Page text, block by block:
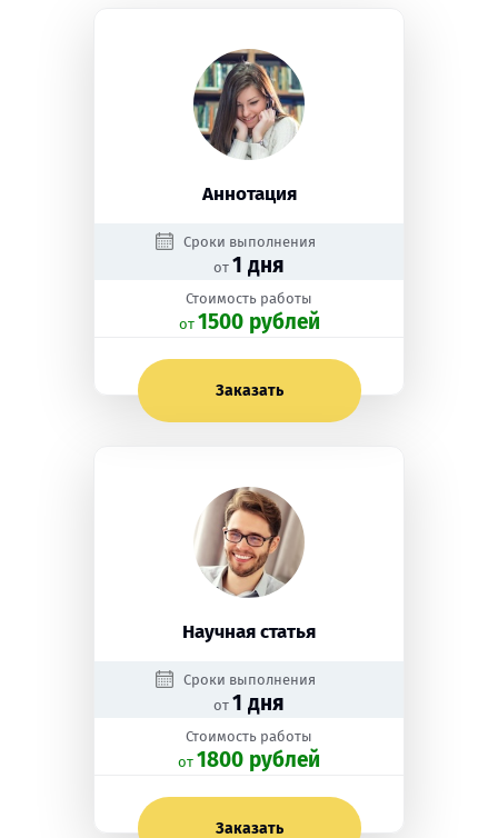
Аннотация
Сроки выполнения
от 1 дня
Стоимость работы
oт 1500 рублей
Заказать
Научная статья
Сроки выполнения
от 1 дня
Стоимость работы
oт 1800 рублей
Заказать